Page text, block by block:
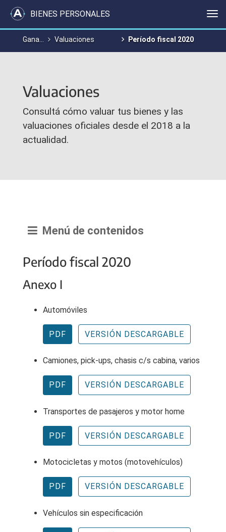
BIENES PERSONALES
Valuaciones Período fiscal 2020
Valuaciones
Consultá cómo valuar tus bienes y las
valuaciones oficiales desde el 2018 a la
actualidad.
Menú de contenidos
Período fiscal 2020
Anexo I
Automóviles
PDF VERSIÓN DESCARGABLE
Camiones, pick-ups, chasis c/s cabina, varios
PDF VERSIÓN DESCARGABLE
Transportes de pasajeros y motor home
PDF VERSIÓN DESCARGABLE
Motocicletas y motos (motovehículos)
PDF VERSIÓN DESCARGABLE
Vehículos sin especificación